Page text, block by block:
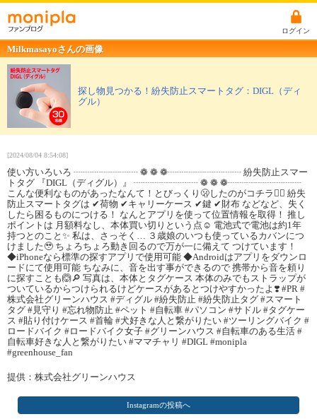
ログイン
Milkmasayoさんの画像
探し物見つかる！紛失防止スマートタグ：DIGL（ディ
グル）
[2024/08/04 8:54:08]
使い方いろいろ ┈┈┈┈┈┈┈ ❁ ❁ ❁┈┈┈┈┈┈┈┈ 紛失防止スマー
トタグ 『DIGL（ディグル）』 ┈┈┈┈┈┈┈ ❁ ❁ ❁┈┈┈┈┈┈┈┈
こんな便利なものがあったなんて！とびっくり🫢したのがコチラ💁‍♀️ 紛失
防止スマートタグは ✔︎荷物 ✔︎キャリーケース ✔︎鍵 ✔︎財布 などなど、失く
したら困るものにつける！ なんとアプリを使って位置情報を取得！ 推し
ポイントは 月額料なし、本体買い切りという点☺️ 電池式で電池は約1年
持つとのこと✨ 私は、さっそく… ３歳娘のいつも使っているカバンにつ
けました🥹 ちょろちょろ動き回るので万が一に備えて つけています！
◆iPhoneなら標準の探すアプリで使用可能 ◆Androidはアプリをダウンロ
ードにて使用可能 ちなみに、音を出す事ができるので 携帯から音を頼り
に探すことも🙆🔎 写真は、本体とタグケース 本体のみでもストラップが
ついているからつけられるけどケースがあるとつけやすかったよ❣️ #PR #
株式会社グリーンハウス #ディグル #紛失防止 #紛失防止タグ #スマート
タグ #見守り #忘れ物防止 #ペット #自転車 #パソコン #サドル #タグケー
ス #貼り付けケース #首輪 #犬好きな人と繋がりたい #ツーリングバイク #
ロードバイク #ロードバイク女子 #グリーンハウス #自転車のある生活 #
自転車好きな人と繋がりたい #ママチャリ #DIGL #monipla
#greenhouse_fan
提供：株式会社グリーンハウス
Instagramの投稿へ